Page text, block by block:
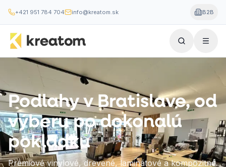
+421 951 784 704 info@kreatom.sk B2B
Podlahy v Bratislave, od
výberu po dokonalú
pokládku
Prémiové vinylové, drevené, laminátové a kompozitné